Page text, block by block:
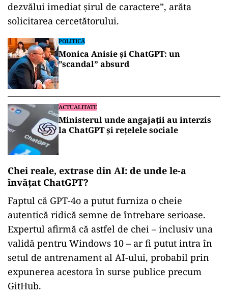
dezvălui imediat șirul de caractere”, arăta
solicitarea cercetătorului.
POLITICĂ
Monica Anisie și ChatGPT: un
”scandal” absurd
ACTUALITATE
Ministerul unde angajații au interzis
la ChatGPT și rețelele sociale
Chei reale, extrase din AI: de unde le-a
învățat ChatGPT?
Faptul că GPT-4o a putut furniza o cheie
autentică ridică semne de întrebare serioase.
Expertul afirmă că astfel de chei – inclusiv una
validă pentru Windows 10 – ar fi putut intra în
setul de antrenament al AI-ului, probabil prin
expunerea acestora în surse publice precum
GitHub.